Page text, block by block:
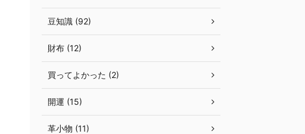
豆知識 (92)
財布 (12)
買ってよかった (2)
開運 (15)
革小物 (11)